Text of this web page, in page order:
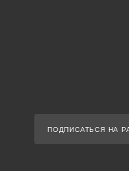
ПОДПИСАТЬСЯ НА